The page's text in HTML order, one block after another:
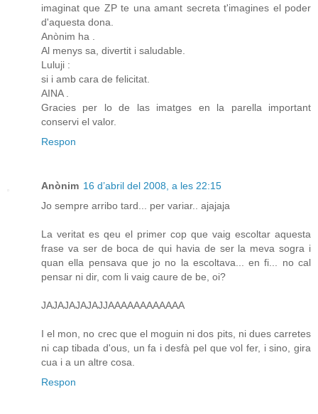
imaginat que ZP te una amant secreta t'imagines el poder
d'aquesta dona.
Anònim ha .
Al menys sa, divertit i saludable.
Luluji :
si i amb cara de felicitat.
AINA .
Gracies per lo de las imatges en la parella important
conservi el valor.
Respon
Anònim 16 d’abril del 2008, a les 22:15
Jo sempre arribo tard... per variar.. ajajaja
La veritat es qeu el primer cop que vaig escoltar aquesta
frase va ser de boca de qui havia de ser la meva sogra i
quan ella pensava que jo no la escoltava... en fi... no cal
pensar ni dir, com li vaig caure de be, oi?
JAJAJAJAJAJJAAAAAAAAAAAA
I el mon, no crec que el moguin ni dos pits, ni dues carretes
ni cap tibada d'ous, un fa i desfà pel que vol fer, i sino, gira
cua i a un altre cosa.
Respon